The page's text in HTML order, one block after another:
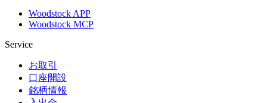
Woodstock APP
Woodstock MCP
Service
お取引
口座開設
銘柄情報